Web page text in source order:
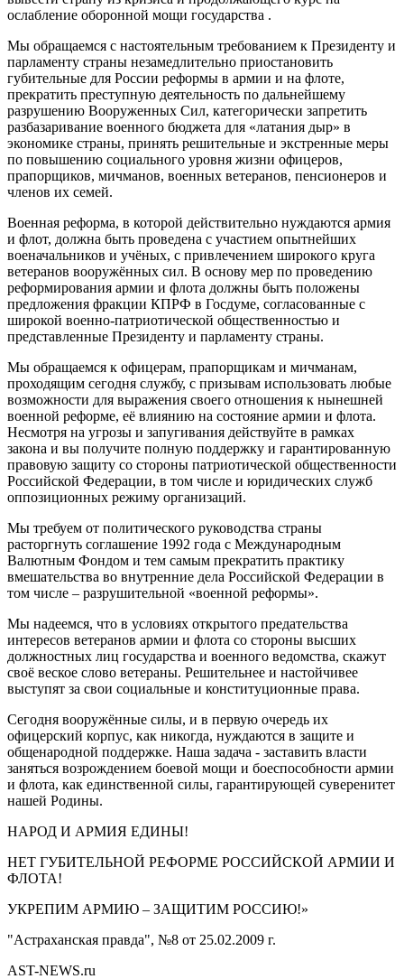
ослабление оборонной мощи государства .
Мы обращаемся с настоятельным требованием к Президенту и
парламенту страны незамедлительно приостановить
губительные для России реформы в армии и на флоте,
прекратить преступную деятельность по дальнейшему
разрушению Вооруженных Сил, категорически запретить
разбазаривание военного бюджета для «латания дыр» в
экономике страны, принять решительные и экстренные меры
по повышению социального уровня жизни офицеров,
прапорщиков, мичманов, военных ветеранов, пенсионеров и
членов их семей.
Военная реформа, в которой действительно нуждаются армия
и флот, должна быть проведена с участием опытнейших
военачальников и учёных, с привлечением широкого круга
ветеранов вооружённых сил. В основу мер по проведению
реформирования армии и флота должны быть положены
предложения фракции КПРФ в Госдуме, согласованные с
широкой военно-патриотической общественностью и
представленные Президенту и парламенту страны.
Мы обращаемся к офицерам, прапорщикам и мичманам,
проходящим сегодня службу, с призывам использовать любые
возможности для выражения своего отношения к нынешней
военной реформе, её влиянию на состояние армии и флота.
Несмотря на угрозы и запугивания действуйте в рамках
закона и вы получите полную поддержку и гарантированную
правовую защиту со стороны патриотической общественности
Российской Федерации, в том числе и юридических служб
оппозиционных режиму организаций.
Мы требуем от политического руководства страны
расторгнуть соглашение 1992 года с Международным
Валютным Фондом и тем самым прекратить практику
вмешательства во внутренние дела Российской Федерации в
том числе – разрушительной «военной реформы».
Мы надеемся, что в условиях открытого предательства
интересов ветеранов армии и флота со стороны высших
должностных лиц государства и военного ведомства, скажут
своё веское слово ветераны. Решительнее и настойчивее
выступят за свои социальные и конституционные права.
Сегодня вооружённые силы, и в первую очередь их
офицерский корпус, как никогда, нуждаются в защите и
общенародной поддержке. Наша задача - заставить власти
заняться возрождением боевой мощи и боеспособности армии
и флота, как единственной силы, гарантирующей суверенитет
нашей Родины.
НАРОД И АРМИЯ ЕДИНЫ!
НЕТ ГУБИТЕЛЬНОЙ РЕФОРМЕ РОССИЙСКОЙ АРМИИ И
ФЛОТА!
УКРЕПИМ АРМИЮ – ЗАЩИТИМ РОССИЮ!»
"Астраханская правда", №8 от 25.02.2009 г.
AST-NEWS.ru